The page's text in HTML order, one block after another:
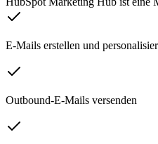
E-Mails erstellen und
Outbound-E-Mails versenden